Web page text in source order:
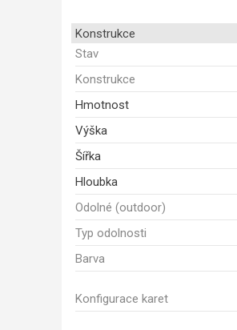
Konstrukce
Stav
Konstrukce
Hmotnost
Výška
Šířka
Hloubka
Odolné (outdoor)
Typ odolnosti
Barva
Konfigurace karet